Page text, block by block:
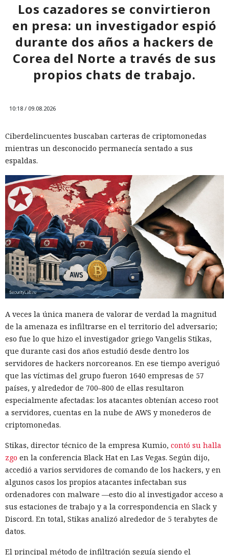
Los cazadores se convirtieron
en presa: un investigador espió
durante dos años a hackers de
Corea del Norte a través de sus
propios chats de trabajo.
10:18 / 09.08.2026
Ciberdelincuentes buscaban carteras de criptomonedas
mientras un desconocido permanecía sentado a sus
espaldas.
A veces la única manera de valorar de verdad la magnitud
de la amenaza es infiltrarse en el territorio del adversario;
eso fue lo que hizo el investigador griego Vangelis Stikas,
que durante casi dos años estudió desde dentro los
servidores de hackers norcoreanos. En ese tiempo averiguó
que las víctimas del grupo fueron 1640 empresas de 57
países, y alrededor de 700–800 de ellas resultaron
especialmente afectadas: los atacantes obtenían acceso root
a servidores, cuentas en la nube de AWS y monederos de
criptomonedas.
Stikas, director técnico de la empresa Kumio, contó su halla
zgo en la conferencia Black Hat en Las Vegas. Según dijo,
accedió a varios servidores de comando de los hackers, y en
algunos casos los propios atacantes infectaban sus
ordenadores con malware —esto dio al investigador acceso a
sus estaciones de trabajo y a la correspondencia en Slack y
Discord. En total, Stikas analizó alrededor de 5 terabytes de
datos.
El principal método de infiltración seguía siendo el